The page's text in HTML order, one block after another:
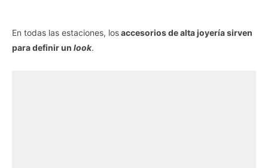
En todas las estaciones, losaccesorios de alta joyería sirven
para definir un look.